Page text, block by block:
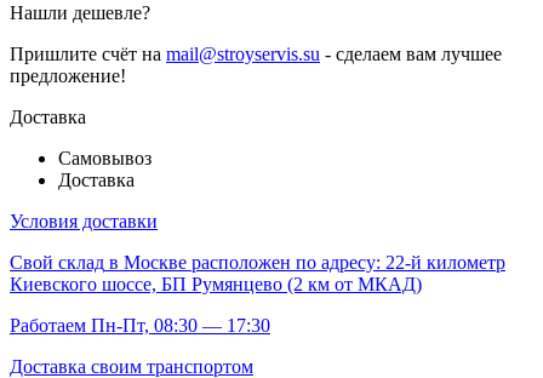
Нашли дешевле?
Пришлите счёт на mail@stroyservis.su - сделаем вам лучшее
предложение!
Доставка
Самовывоз
Доставка
Условия доставки
Свой склад в Москве расположен по адресу: 22-й километр
Киевского шоссе, БП Румянцево (2 км от МКАД)
Работаем Пн-Пт, 08:30 — 17:30
Доставка своим транспортом